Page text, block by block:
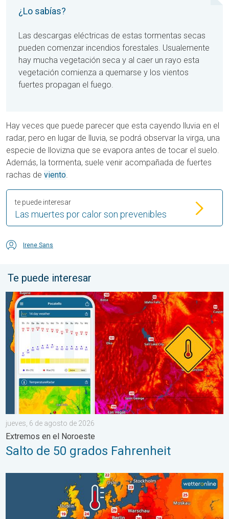
¿Lo sabías?
Las descargas eléctricas de estas tormentas secas
pueden comenzar incendios forestales. Usualemente
hay mucha vegetación seca y al caer un rayo esta
vegetación comienza a quemarse y los vientos
fuertes propagan el fuego.
Hay veces que puede parecer que esta cayendo lluvia en el
radar, pero en lugar de lluvia, se podrá observar la virga, una
especie de llovizna que se evapora antes de tocar el suelo.
Además, la tormenta, suele venir acompañada de fuertes
rachas de viento.
Las muertes por calor son prevenibles
te puede interesar
Irene Sans
Te puede interesar
Salto de 50 grados Fahrenheit. Extremos en el Noroeste. . .
jueves, 6 de agosto de 2026
Extremos en el Noroeste
Salto de 50 grados Fahrenheit
Mares europeos muy cálidos. Hasta 30 grados. . . martes, 4